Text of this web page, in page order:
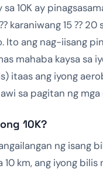
10K ay
15 ⁇ 20
ang nag-iisang
mahaba kaysa sa
itaas ang iyong
sa pagitan ng
10K?
ng
km, ang iyong